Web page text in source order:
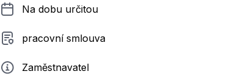
Délka pracovního poměru
Na dobu určitou
Typ smluvního vztahu
pracovní smlouva
ZadavatelZaměstnavatel